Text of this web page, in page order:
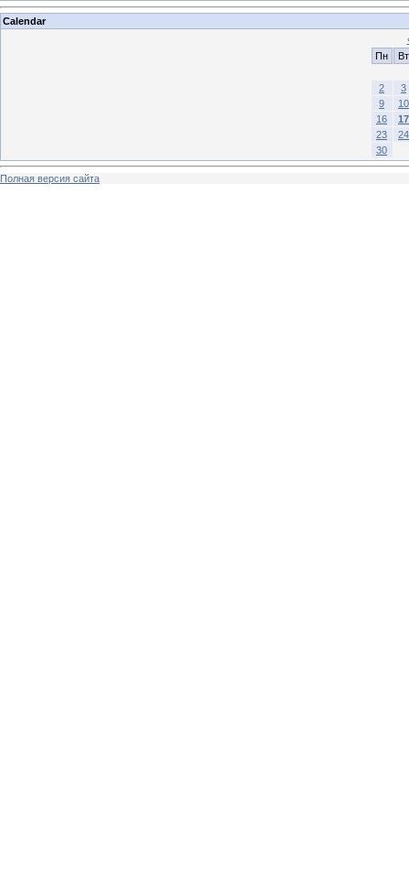
Calendar
Пн
Вт
2
3
9
10
16
17
23
24
30
Полная версия сайта